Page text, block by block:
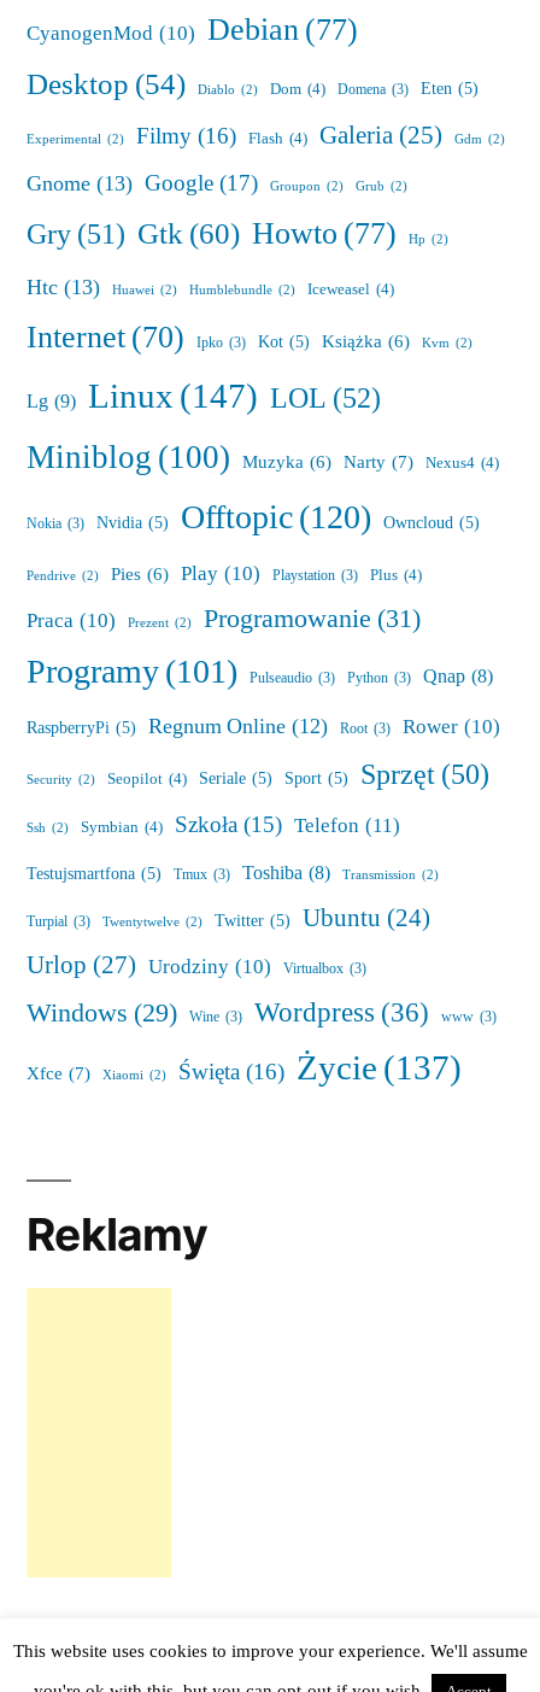
CyanogenMod (10) Debian(77)
Desktop (54) Diablo (2) Dom (4) Domena (3) Eten (5)
Experimental (2) Filmy (16) Flash (4) Galeria (25) Gdm (2)
Gnome (13) Google (17) Groupon (2) Grub (2)
Gry(51) Gtk(60) Howto (77) Hp (2)
Htc (13) Huawei (2) Humblebundle (2) Iceweasel (4)
Internet(70) Ipko (3) Kot (5) Książka (6) Kvm (2)
Lg (9) Linux(147) LOL (52)
Miniblog (100) Muzyka (6) Narty (7) Nexus4 (4)
Nokia (3) Nvidia (5) Offtopic(120) Owncloud (5)
Pendrive (2) Pies (6) Play (10) Playstation (3) Plus (4)
Praca (10) Prezent (2) Programowanie (31)
Programy(101) Pulseaudio (3) Python (3) Qnap (8)
RaspberryPi (5) Regnum Online (12) Root (3) Rower (10)
Security (2) Seopilot (4) Seriale (5) Sport (5) Sprzęt(50)
Ssh (2) Symbian (4) Szkoła (15) Telefon (11)
Testujsmartfona (5) Tmux (3) Toshiba (8) Transmission (2)
Turpial (3) Twentytwelve (2) Twitter (5) Ubuntu (24)
Urlop (27) Urodziny (10) Virtualbox (3)
Windows (29) Wine (3) Wordpress (36) www (3)
Xfce (7) Xiaomi (2) Święta (16) Życie(137)
Reklamy
This website uses cookies to improve your experience. We'll assume